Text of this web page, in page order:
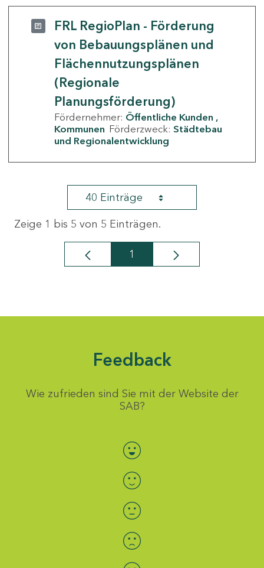
FRL RegioPlan - Förderung
von Bebauungsplänen und
Flächennutzungsplänen
(Regionale
Planungsförderung)
Fördernehmer: Öffentliche Kunden
Kommunen Förderzweck: Städtebau
und Regionalentwicklung
40 Einträge
Zeige 1 bis 5 von 5 Einträgen.
Seite
1
Feedback
Wie zufrieden sind Sie mit der Website der
SAB?
Bewertung auswählen